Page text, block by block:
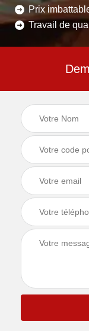
Prix
Travail de